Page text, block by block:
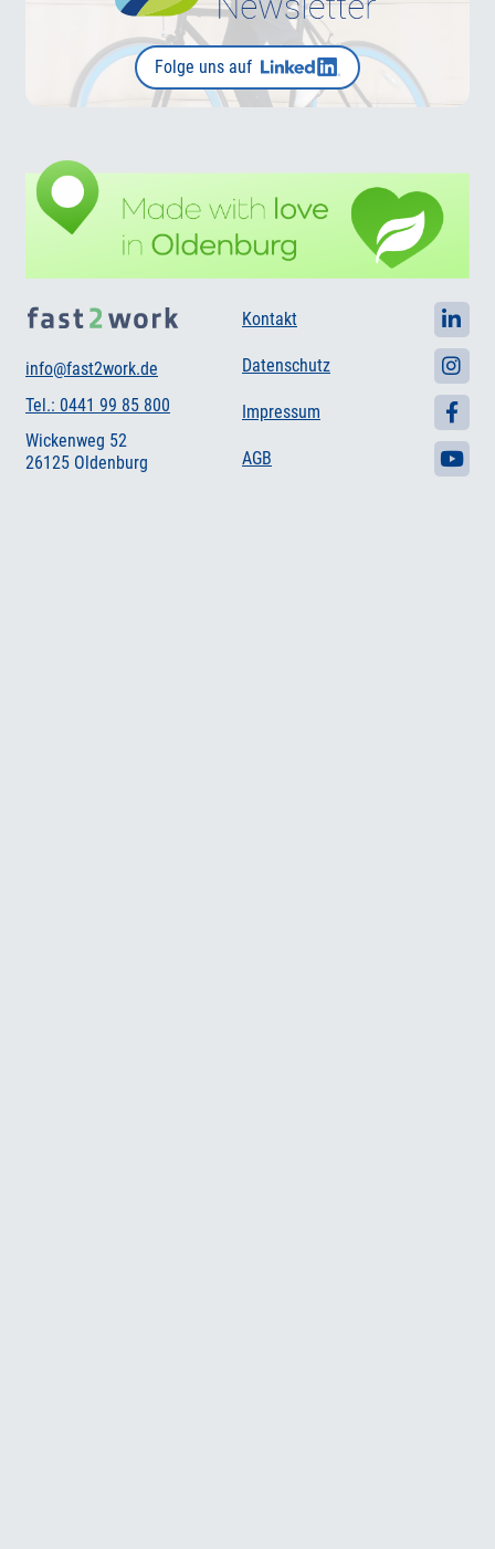
Folge uns auf
info@fast2work.de
Tel.: 0441 99 85 800
Wickenweg 52
26125 Oldenburg
Kontakt
Datenschutz
Impressum
AGB